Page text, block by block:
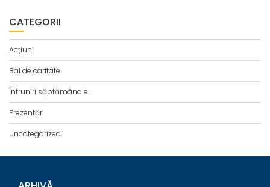
CATEGORII
Acțiuni
Bal de caritate
Întruniri săptămânale
Prezentări
Uncategorized